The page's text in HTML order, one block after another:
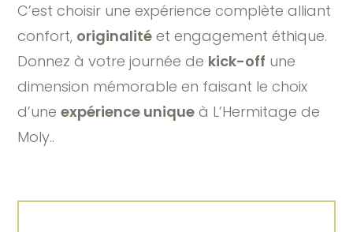
C’est choisir une expérience complète alliant
confort, originalité et engagement éthique.
Donnez à votre journée de kick-off une
dimension mémorable en faisant le choix
d’uneexpérience unique à L’Hermitage de
Moly..